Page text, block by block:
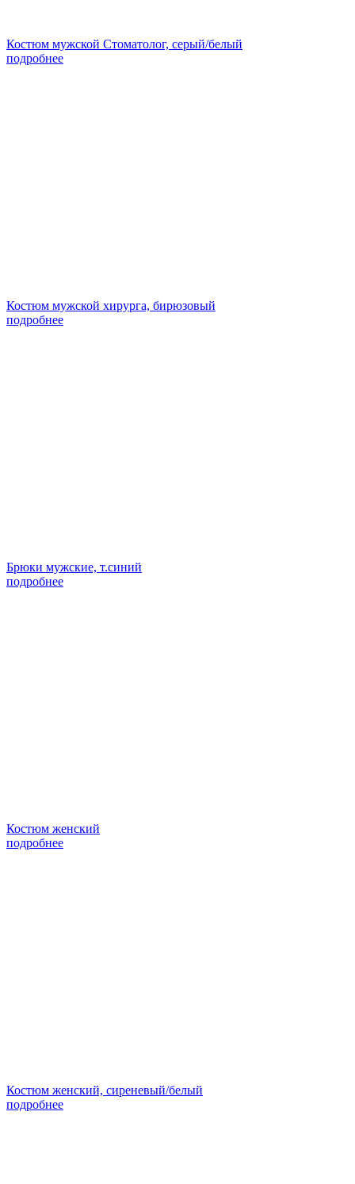
Костюм мужской Стоматолог, серый/белый
подробнее
Костюм мужской хирурга, бирюзовый
подробнее
Брюки мужские, т.синий
подробнее
Костюм женский
подробнее
Костюм женский, сиреневый/белый
подробнее